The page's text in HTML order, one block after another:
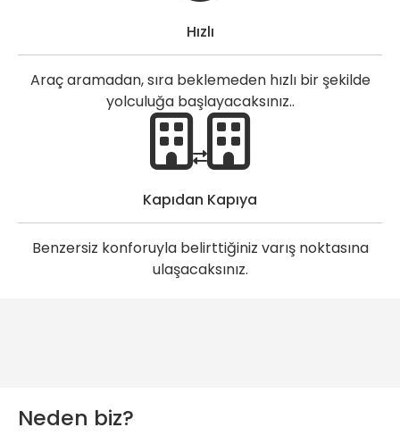
Hızlı
Araç aramadan, sıra beklemeden hızlı bir şekilde
yolculuğa başlayacaksınız..
Kapıdan Kapıya
Benzersiz konforuyla belirttiğiniz varış noktasına
ulaşacaksınız.
Neden biz?